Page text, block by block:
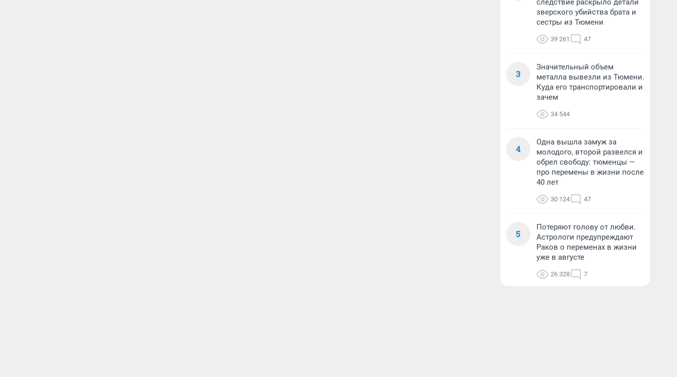
следствие раскрыло детали
зверского убийства брата и
сестры из Тюмени
39 261 47
3
Значительный объем
металла вывезли из Тюмени.
Куда его транспортировали и
зачем
34 544
4
Одна вышла замуж за
молодого, второй развелся и
обрел свободу: тюменцы —
про перемены в жизни после
40 лет
30 124 47
5
Потеряют голову от любви.
Астрологи предупреждают
Раков о переменах в жизни
уже в августе
26 328 7